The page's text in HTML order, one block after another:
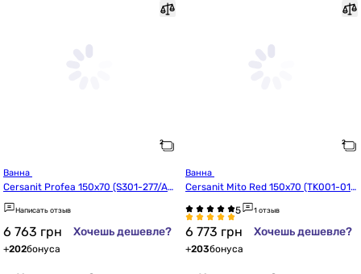
Cersanit Profea 150x70 (S301-277/AZ
BR1003020032)
Написать отзыв
6 763 грн Хочешь дешевле?
+202бонуса
Cersanit Mito Red 150x70 (TK001-01
8/AZBR1000633595)
1 отзыв
6 773 грн Хочешь дешевле?
+203бонуса